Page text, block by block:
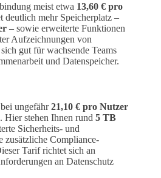
meist etwa 13,60 € pro
deutlich mehr Speicherplatz –
– sowie erweiterte Funktionen
Aufzeichnungen von
gut für wachsende Teams
und Datenspeicher.
ungefähr21,10 € pro Nutzer
Hier stehen Ihnen rund 5 TB
Sicherheits- und
zusätzliche Compliance-
Tarif richtet sich an
an Datenschutz